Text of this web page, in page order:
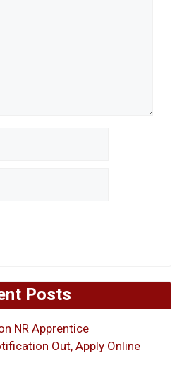
Posts
NR Apprentice
Out, Apply Online